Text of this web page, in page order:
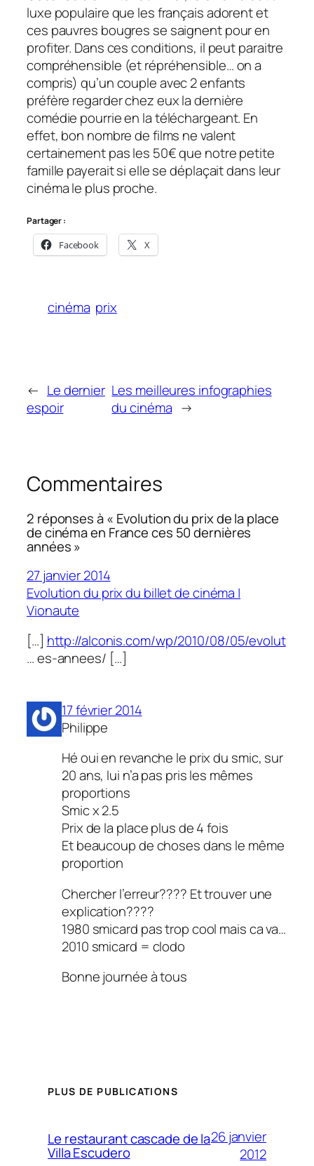
luxe populaire que les français adorent et
ces pauvres bougres se saignent pour en
profiter. Dans ces conditions, il peut paraitre
compréhensible (et répréhensible… on a
compris) qu’un couple avec 2 enfants
préfère regarder chez eux la dernière
comédie pourrie en la téléchargeant. En
effet, bon nombre de films ne valent
certainement pas les 50€ que notre petite
famille payerait si elle se déplaçait dans leur
cinéma le plus proche.
Partager :
Facebook X
cinéma prix
← Le dernier
espoir
Les meilleures infographies
du cinéma →
Commentaires
2 réponses à « Evolution du prix de la place
de cinéma en France ces 50 dernières
années »
27 janvier 2014
Evolution du prix du billet de cinéma |
Vionaute
[…] http://alconis.com/wp/2010/08/05/evolut
… es-annees/ […]
17 février 2014
Philippe
Hé oui en revanche le prix du smic, sur
20 ans, lui n’a pas pris les mêmes
proportions
Smic x 2.5
Prix de la place plus de 4 fois
Et beaucoup de choses dans le même
proportion
Chercher l’erreur???? Et trouver une
explication????
1980 smicard pas trop cool mais ca va…
2010 smicard = clodo
Bonne journée à tous
PLUS DE PUBLICATIONS
Le restaurant cascade de la
Villa Escudero
26 janvier
2012